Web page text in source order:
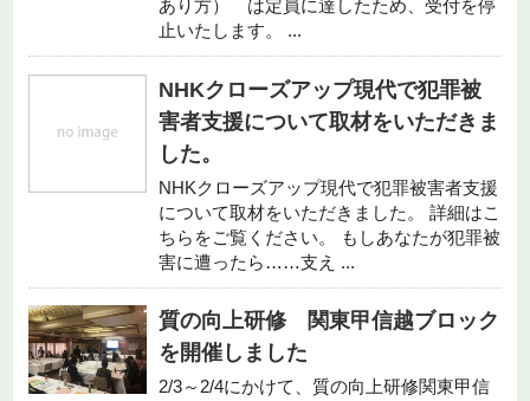
あり方） は定員に達したため、受付を停
止いたします。 ...
NHKクローズアップ現代で犯罪被
害者支援について取材をいただきま
した。
NHKクローズアップ現代で犯罪被害者支援
について取材をいただきました。 詳細はこ
ちらをご覧ください。 もしあなたが犯罪被
害に遭ったら……支え ...
質の向上研修 関東甲信越ブロック
を開催しました
2/3～2/4にかけて、質の向上研修関東甲信